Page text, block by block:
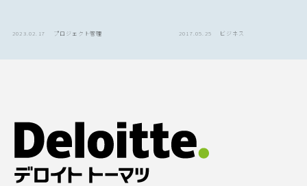
2023.02.17 プロジェクト管理 2017.05.25 ビジネス